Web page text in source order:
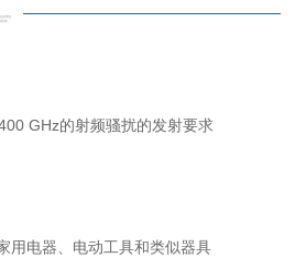
GHz的射频骚扰的发射要求
用电器、电动工具和类似器具